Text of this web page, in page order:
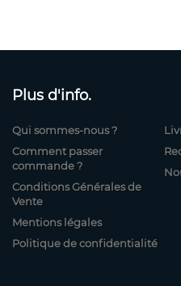
Plus d'info.
Qui sommes-nous ?
Comment passer
commande ?
Conditions Générales de
Vente
Mentions légales
Politique de confidentialité